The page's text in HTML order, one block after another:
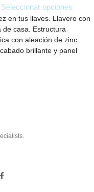
Seleccionar opciones
en tus llaves. Llavero con
de casa. Estructura
con aleación de zinc
brillante y panel